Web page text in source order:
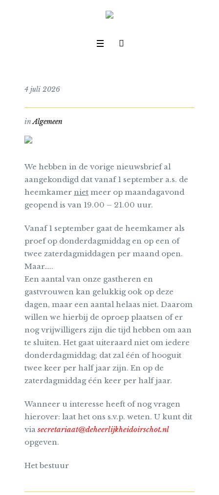
4 juli 2026
in Algemeen
We hebben in de vorige nieuwsbrief al
aangekondigd dat vanaf 1 september a.s. de
heemkamer niet meer op maandagavond
geopend is van 19.00 – 21.00 uur.
Vanaf 1 september gaat de heemkamer als
proef op donderdagmiddag en op een of
twee zaterdagmiddagen per maand open.
Maar…..
Een aantal van onze gastheren en
gastvrouwen kan gelukkig ook op deze
dagen, maar een aantal helaas niet. Daarom
willen we hierbij de oproep plaatsen of er
nog vrijwilligers zijn die tijd hebben om aan
te sluiten. Het gaat uiteraard niet om iedere
donderdagmiddag; dat zal één of hooguit
twee keer per half jaar zijn. En op de
zaterdagmiddag één keer per half jaar.
Wanneer u interesse heeft of nog vragen
hierover: laat het ons s.v.p. weten. U kunt dit
viasecretariaat@deheerlijkheidoirschot.nl
opgeven.
Het bestuur